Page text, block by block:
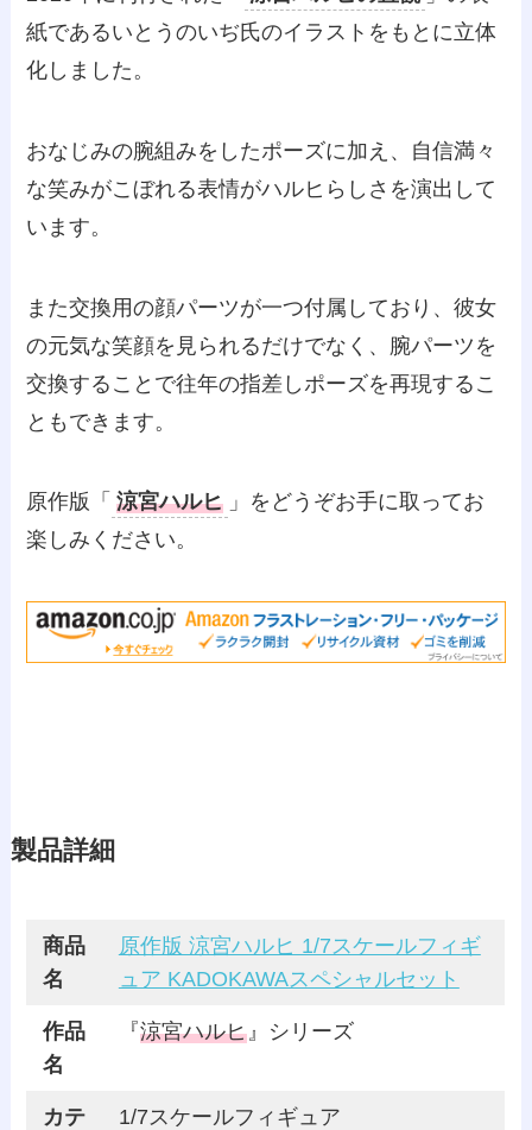
紙であるいとうのいぢ氏のイラストをもとに立体
化しました。
おなじみの腕組みをしたポーズに加え、自信満々
な笑みがこぼれる表情がハルヒらしさを演出して
います。
また交換用の顔パーツが一つ付属しており、彼女
の元気な笑顔を見られるだけでなく、腕パーツを
交換することで往年の指差しポーズを再現するこ
ともできます。
原作版「 涼宮ハルヒ 」をどうぞお手に取ってお
楽しみください。
製品詳細
商品
名
原作版 涼宮ハルヒ 1/7スケールフィギ
ュア KADOKAWAスペシャルセット
作品
名
『涼宮ハルヒ』シリーズ
カテ
1/7スケールフィギュア